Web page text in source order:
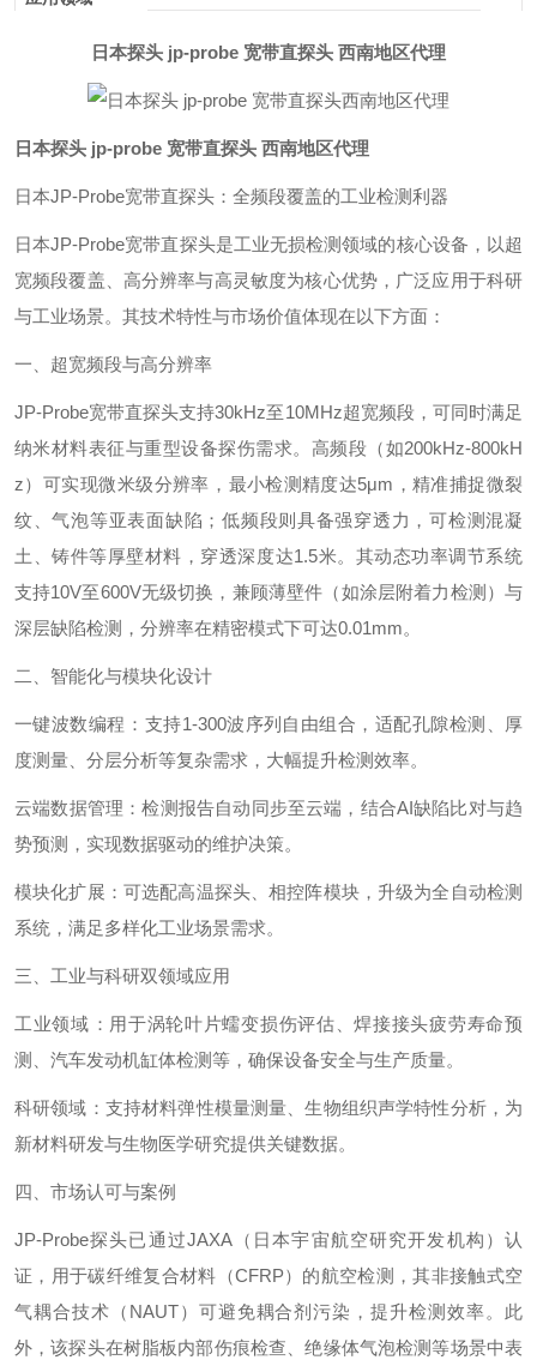
日本探头 jp-probe 宽带直探头 西南地区代理
日本探头 jp-probe 宽带直探头 西南地区代理
日本JP-Probe宽带直探头：全频段覆盖的工业检测利器‌
日本JP-Probe宽带直探头是工业无损检测领域的核心设备，以超
宽频段覆盖、高分辨率与高灵敏度为核心优势，广泛应用于科研
与工业场景。其技术特性与市场价值体现在以下方面：
一、超宽频段与高分辨率‌
JP-Probe宽带直探头支持‌30kHz至10MHz‌超宽频段，可同时满足
纳米材料表征与重型设备探伤需求。高频段（如200kHz-800kH
z）可实现‌微米级分辨率‌，最小检测精度达5μm，精准捕捉微裂
纹、气泡等亚表面缺陷；低频段则具备强穿透力，可检测混凝
土、铸件等厚壁材料，穿透深度达1.5米。其动态功率调节系统
支持‌10V至600V‌无级切换，兼顾薄壁件（如涂层附着力检测）与
深层缺陷检测，分辨率在精密模式下可达0.01mm。
二、智能化与模块化设计‌
一键波数编程‌：支持1-300波序列自由组合，适配孔隙检测、厚
度测量、分层分析等复杂需求，大幅提升检测效率。
云端数据管理‌：检测报告自动同步至云端，结合AI缺陷比对与趋
势预测，实现数据驱动的维护决策。
模块化扩展‌：可选配高温探头、相控阵模块，升级为全自动检测
系统，满足多样化工业场景需求。
三、工业与科研双领域应用‌
工业领域‌：用于涡轮叶片蠕变损伤评估、焊接接头疲劳寿命预
测、汽车发动机缸体检测等，确保设备安全与生产质量。
科研领域‌：支持材料弹性模量测量、生物组织声学特性分析，为
新材料研发与生物医学研究提供关键数据。
四、市场认可与案例‌
JP-Probe探头已通过JAXA（日本宇宙航空研究开发机构）认
证，用于碳纤维复合材料（CFRP）的航空检测，其非接触式空
气耦合技术（NAUT）可避免耦合剂污染，提升检测效率。此
外，该探头在树脂板内部伤痕检查、绝缘体气泡检测等场景中表